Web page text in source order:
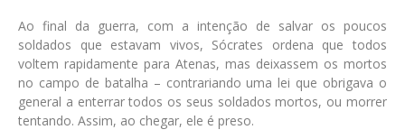
Ao final da guerra, com a intenção de salvar os poucos
soldados que estavam vivos, Sócrates ordena que todos
voltem rapidamente para Atenas, mas deixassem os mortos
no campo de batalha – contrariando uma lei que obrigava o
general a enterrar todos os seus soldados mortos, ou morrer
tentando. Assim, ao chegar, ele é preso.